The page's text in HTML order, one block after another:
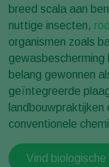
breed scala aan
nuttige insecten,
organismen zoals
gewasbescherming
belang gewonnen
geïntegreerde
conventionele
Vind biologische